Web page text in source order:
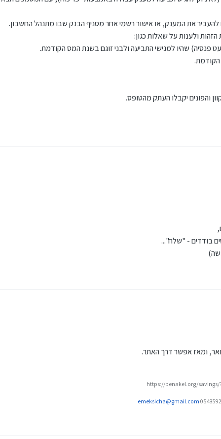
להעביר את המענק, או אישור רשמי אחר מסניף הבנק שבו מתנהל החשבון.
ולענות על שאלות כגון:
פנסיה) שהיו למגישי התביעה ולבני זוגם בשנת המס הקודמת.
והפונים יקבלו העתק מהטופס.
כלשהם שקשורים להכנסה (כגון: תלוש שכר או טופס 106).
ישראל (לא ניתן להגיש תביעה למענק עבודה באמצעות ייפוי כוח), עם המסמכים הבאים:
להעביר את המענק, או אישור רשמי אחר מסניף הבנק שבו מתנהל החשבון.
הזהות ולענות על שאלות כגון:
ולמעט פנסיה) שהיו למגישי התביעה ולבני זוגם בשנת המס הקודמת.
בודדים - "שלח"...
פרטים בודדים - "שלח"...
שהוגשה)ומאז אפשר דרך האתר.
https://benakel.org/savings/
emeksicha@gmail.com